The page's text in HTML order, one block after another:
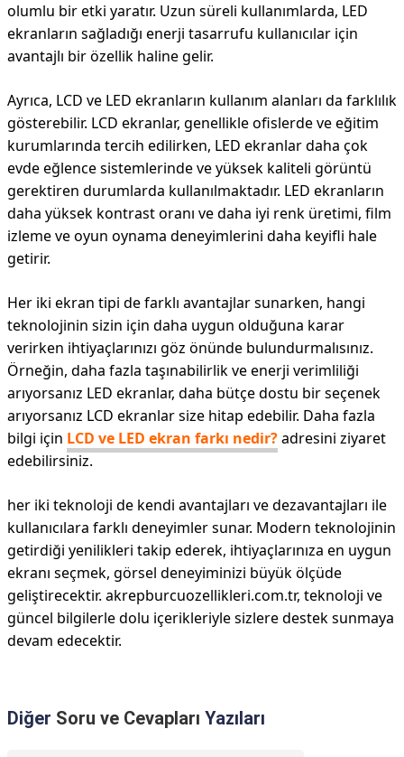
olumlu bir etki yaratır. Uzun süreli kullanımlarda, LED
ekranların sağladığı enerji tasarrufu kullanıcılar için
avantajlı bir özellik haline gelir.
Ayrıca, LCD ve LED ekranların kullanım alanları da farklılık
gösterebilir. LCD ekranlar, genellikle ofislerde ve eğitim
kurumlarında tercih edilirken, LED ekranlar daha çok
evde eğlence sistemlerinde ve yüksek kaliteli görüntü
gerektiren durumlarda kullanılmaktadır. LED ekranların
daha yüksek kontrast oranı ve daha iyi renk üretimi, film
izleme ve oyun oynama deneyimlerini daha keyifli hale
getirir.
Her iki ekran tipi de farklı avantajlar sunarken, hangi
teknolojinin sizin için daha uygun olduğuna karar
verirken ihtiyaçlarınızı göz önünde bulundurmalısınız.
Örneğin, daha fazla taşınabilirlik ve enerji verimliliği
arıyorsanız LED ekranlar, daha bütçe dostu bir seçenek
arıyorsanız LCD ekranlar size hitap edebilir. Daha fazla
bilgi için LCD ve LED ekran farkı nedir?adresini ziyaret
edebilirsiniz.
her iki teknoloji de kendi avantajları ve dezavantajları ile
kullanıcılara farklı deneyimler sunar. Modern teknolojinin
getirdiği yenilikleri takip ederek, ihtiyaçlarınıza en uygun
ekranı seçmek, görsel deneyiminizi büyük ölçüde
geliştirecektir. akrepburcuozellikleri.com.tr, teknoloji ve
güncel bilgilerle dolu içerikleriyle sizlere destek sunmaya
devam edecektir.
Diğer Soru ve Cevapları Yazıları